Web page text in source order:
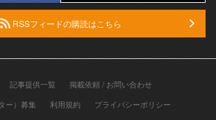
RSSフィードの購読はこちら
記事提供一覧
掲載依頼 / お問い合わせ
ー）募集
利用規約 プライバシーポリシー